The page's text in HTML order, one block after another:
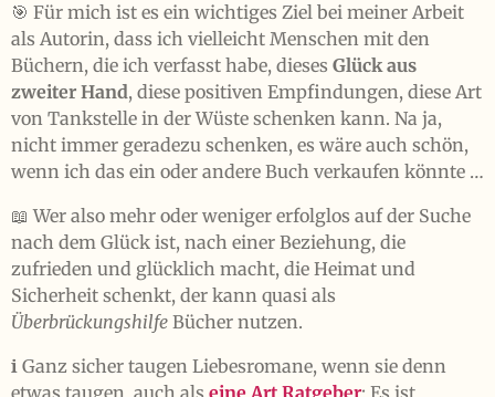
🎯 Für mich ist es ein wichtiges Ziel bei meiner Arbeit
als Autorin, dass ich vielleicht Menschen mit den
Büchern, die ich verfasst habe, dieses Glück aus
zweiter Hand, diese positiven Empfindungen, diese Art
von Tankstelle in der Wüste schenken kann. Na ja,
nicht immer geradezu schenken, es wäre auch schön,
wenn ich das ein oder andere Buch verkaufen könnte …
📖 Wer also mehr oder weniger erfolglos auf der Suche
nach dem Glück ist, nach einer Beziehung, die
zufrieden und glücklich macht, die Heimat und
Sicherheit schenkt, der kann quasi als
Überbrückungshilfe Bücher nutzen.
ℹ️ Ganz sicher taugen Liebesromane, wenn sie denn
etwas taugen, auch als eine Art Ratgeber: Es ist